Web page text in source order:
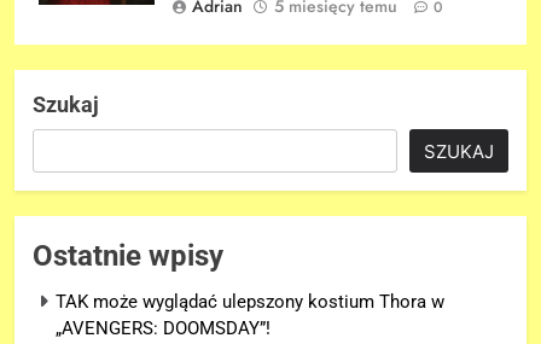
Adrian
5 miesięcy temu 0
Szukaj
SZUKAJ
Ostatnie wpisy
TAK może wyglądać ulepszony kostium Thora w
„AVENGERS: DOOMSDAY”!